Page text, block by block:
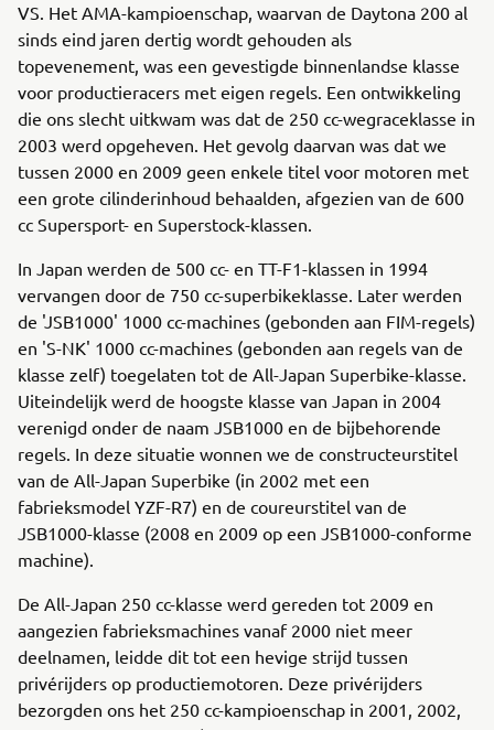
VS. Het AMA-kampioenschap, waarvan de Daytona 200 al
sinds eind jaren dertig wordt gehouden als
topevenement, was een gevestigde binnenlandse klasse
voor productieracers met eigen regels. Een ontwikkeling
die ons slecht uitkwam was dat de 250 cc-wegraceklasse in
2003 werd opgeheven. Het gevolg daarvan was dat we
tussen 2000 en 2009 geen enkele titel voor motoren met
een grote cilinderinhoud behaalden, afgezien van de 600
cc Supersport- en Superstock-klassen.
In Japan werden de 500 cc- en TT-F1-klassen in 1994
vervangen door de 750 cc-superbikeklasse. Later werden
de 'JSB1000' 1000 cc-machines (gebonden aan FIM-regels)
en 'S-NK' 1000 cc-machines (gebonden aan regels van de
klasse zelf) toegelaten tot de All-Japan Superbike-klasse.
Uiteindelijk werd de hoogste klasse van Japan in 2004
verenigd onder de naam JSB1000 en de bijbehorende
regels. In deze situatie wonnen we de constructeurstitel
van de All-Japan Superbike (in 2002 met een
fabrieksmodel YZF-R7) en de coureurstitel van de
JSB1000-klasse (2008 en 2009 op een JSB1000-conforme
machine).
De All-Japan 250 cc-klasse werd gereden tot 2009 en
aangezien fabrieksmachines vanaf 2000 niet meer
deelnamen, leidde dit tot een hevige strijd tussen
privérijders op productiemotoren. Deze privérijders
bezorgden ons het 250 cc-kampioenschap in 2001, 2002,